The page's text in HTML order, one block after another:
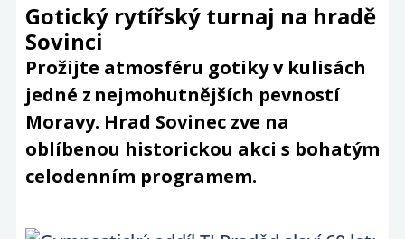
Gotický rytířský turnaj na hradě
Sovinci
Prožijte atmosféru gotiky v kulisách
jedné z nejmohutnějších pevností
Moravy. Hrad Sovinec zve na
oblíbenou historickou akci s bohatým
celodenním programem.